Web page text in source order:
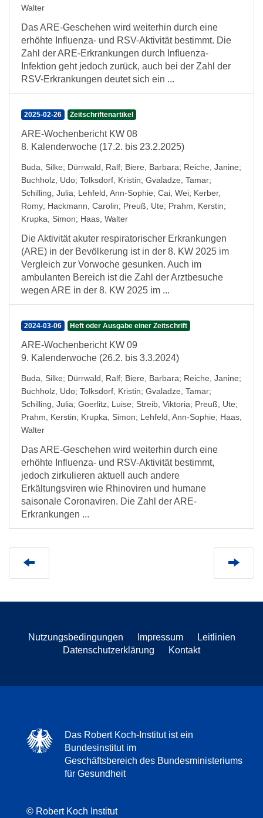
Walter
Das ARE-Geschehen wird weiterhin durch eine
erhöhte Influenza- und RSV-Aktivität bestimmt. Die
Zahl der ARE-Erkrankungen durch Influenza-
Infektion geht jedoch zurück, auch bei der Zahl der
RSV-Erkrankungen deutet sich ein ...
2025-02-26 Zeitschriftenartikel
ARE-Wochenbericht KW 08
8. Kalenderwoche (17.2. bis 23.2.2025)
Buda, Silke; Dürrwald, Ralf; Biere, Barbara; Reiche, Janine;
Buchholz, Udo; Tolksdorf, Kristin; Gvaladze, Tamar;
Schilling, Julia; Lehfeld, Ann-Sophie; Cai, Wei; Kerber,
Romy; Hackmann, Carolin; Preuß, Ute; Prahm, Kerstin;
Krupka, Simon; Haas, Walter
Die Aktivität akuter respiratorischer Erkrankungen
(ARE) in der Bevölkerung ist in der 8. KW 2025 im
Vergleich zur Vorwoche gesunken. Auch im
ambulanten Bereich ist die Zahl der Arztbesuche
wegen ARE in der 8. KW 2025 im ...
2024-03-06 Heft oder Ausgabe einer Zeitschrift
ARE-Wochenbericht KW 09
9. Kalenderwoche (26.2. bis 3.3.2024)
Buda, Silke; Dürrwald, Ralf; Biere, Barbara; Reiche, Janine;
Buchholz, Udo; Tolksdorf, Kristin; Gvaladze, Tamar;
Schilling, Julia; Goerlitz, Luise; Streib, Viktoria; Preuß, Ute;
Prahm, Kerstin; Krupka, Simon; Lehfeld, Ann-Sophie; Haas,
Walter
Das ARE-Geschehen wird weiterhin durch eine
erhöhte Influenza- und RSV-Aktivität bestimmt,
jedoch zirkulieren aktuell auch andere
Erkältungsviren wie Rhinoviren und humane
saisonale Coronaviren. Die Zahl der ARE-
Erkrankungen ...
Nutzungsbedingungen Impressum
Leitlinien
Datenschutzerklärung
Kontakt
Das Robert Koch-Institut ist ein
Bundesinstitut im
Geschäftsbereich des Bundesministeriums
für Gesundheit
© Robert Koch Institut